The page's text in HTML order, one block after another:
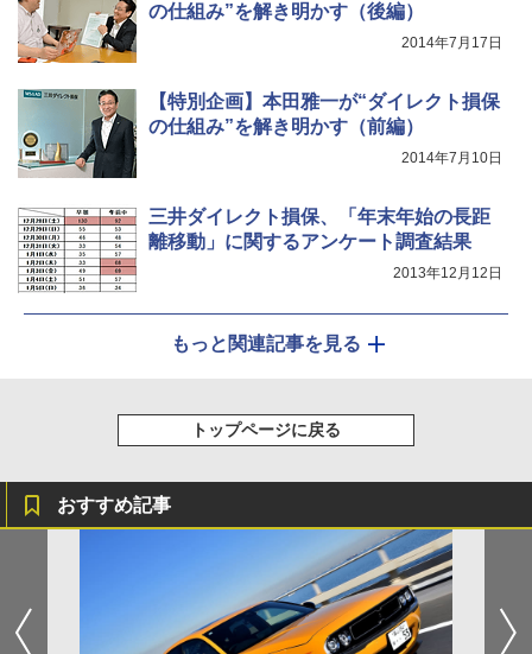
の仕組み”を解き明かす（後編）
2014年7月17日
【特別企画】本田雅一が“ダイレクト損保
の仕組み”を解き明かす（前編）
2014年7月10日
三井ダイレクト損保、「年末年始の長距
離移動」に関するアンケート調査結果
2013年12月12日
もっと関連記事を見る
トップページに戻る
おすすめ記事